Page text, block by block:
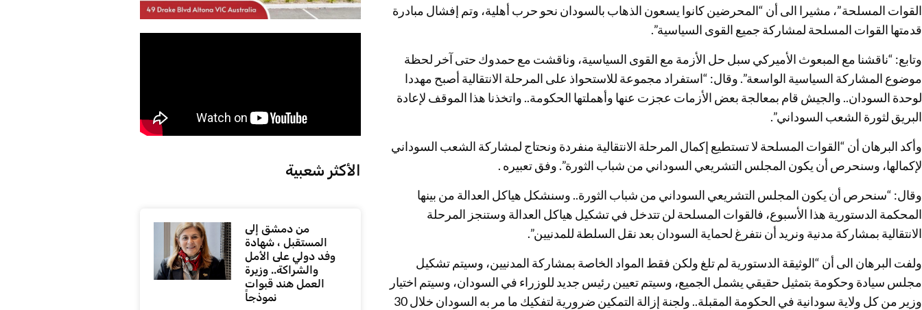
القوات المسلحة”، مشيرا الى أن “المحرضين كانوا يسعون الذهاب بالسودان نحو حرب أهلية، وتم إفشال مبادرة
قدمتها القوات المسلحة لمشاركة جميع القوى السياسية”.
وتابع: “ناقشنا مع المبعوث الأميركي سبل حل الأزمة مع القوى السياسية، وناقشت مع حمدوك حتى آخر لحظة
موضوع المشاركة السياسية الواسعة”. وقال: “استفراد مجموعة للاستحواذ على المرحلة الانتقالية أصبح مهددا
لوحدة السودان.. والجيش قام بمعالجة بعض الأزمات عجزت عنها وأهملتها الحكومة.. واتخذنا هذا الموقف لإعادة
البريق لثورة الشعب السوداني”.
وأكد البرهان أن “القوات المسلحة لا تستطيع إكمال المرحلة الانتقالية منفردة ونحتاج لمشاركة الشعب السوداني
لإكمالها، وسنحرص أن يكون المجلس التشريعي السوداني من شباب الثورة”. وفق تعبيره .
وقال: “سنحرص أن يكون المجلس التشريعي السوداني من شباب الثورة.. وسنشكل هياكل العدالة من بينها
المحكمة الدستورية هذا الأسبوع، فالقوات المسلحة لن تتدخل في تشكيل هياكل العدالة وستنجز المرحلة
الانتقالية بمشاركة مدنية ونريد أن نتفرغ لحماية السودان بعد نقل السلطة للمدنيين”.
ولفت البرهان الى أن “الوثيقة الدستورية لم تلغ ولكن فقط المواد الخاصة بمشاركة المدنيين، وسيتم تشكيل
مجلس سيادة وحكومة بتمثيل حقيقي يشمل الجميع، وسيتم تعيين رئيس جديد للوزراء في السودان، وسيتم اختيار
وزير من كل ولاية سودانية في الحكومة المقبلة.. ولجنة إزالة التمكين ضرورية لتفكيك ما مر به السودان خلال 30
الأكثر شعبية
من دمشق إلى
المستقبل ، شهادة
وفد دولي على الأمل
والشراكة.. وزيرة
العمل هند قبوات
نموذجاً